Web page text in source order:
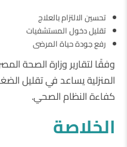
تحسين الالتزام بالعلاج
تقليل دخول المستشفيات
رفع جودة حياة المرضى
وفقًا لتقارير وزارة الصحة
المنزلية يساعد في تقليل
كفاءة النظام الصحي.
الخلاصة